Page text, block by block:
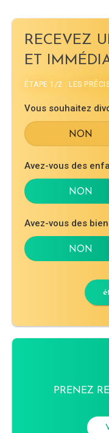
RECEVEZ
ET
ÉTAPE 1/2 : LES
Vous souhaitez
Avez-vous des
Avez-vous des
PRENEZ